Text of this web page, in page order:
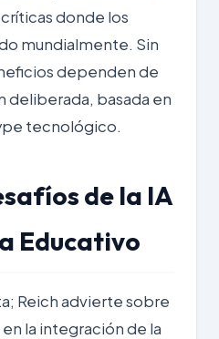
donde los
mundialmente. Sin
dependen de
deliberada, basada en
tecnológico.
de la IA
Educativo
Reich advierte sobre
la integración de la